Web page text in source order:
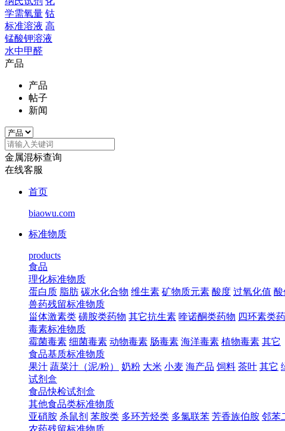
学需氧量 钴
标准溶液 高
锰酸钾溶液
水中甲醛
产品
产品
帖子
新闻
金属混标查询
在线客服
首页
biaowu.com
标准物质
products
食品
理化标准物质
蛋白质 脂肪 碳水化合物 维生素 矿物质元素 酸度 过氧化值 酸
兽药残留标准物质
甾体激素类 磺胺类药物 其它抗生素 喹诺酮类药物 四环素类
毒素标准物质
霉菌毒素 细菌毒素 动物毒素 肠毒素 海洋毒素 植物毒素 其它
食品基质标准物质
果汁 蔬菜汁（泥/粉） 奶粉 大米 小麦 海产品 饲料 茶叶 其它
试剂盒
食品快检试剂盒
其他食品类标准物质
亚硝胺 杀鼠剂 苯胺类 多环芳烃类 多氯联苯 芳香族伯胺 邻苯
农药残留标准物质